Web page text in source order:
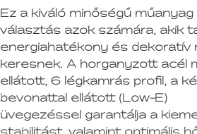
Ez a kiváló minőségű műanyag
választás azok számára, akik
energiahatékony és dekoratív
keresnek. A horganyzott acél
ellátott, 6 légkamrás profil, a
bevonattal ellátott (Low-E)
üvegezéssel garantálja a
stabilitást, valamint optimális